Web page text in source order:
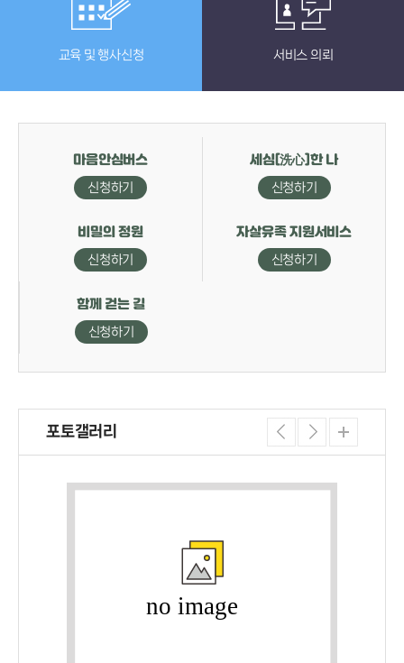
교육 및 행사신청 서비스 의뢰
마음안심버스
신청하기
세심[洗心]한 나
신청하기
비밀의 정원
신청하기
자살유족 지원서비스
신청하기
함께 걷는 길
신청하기
포토갤러리